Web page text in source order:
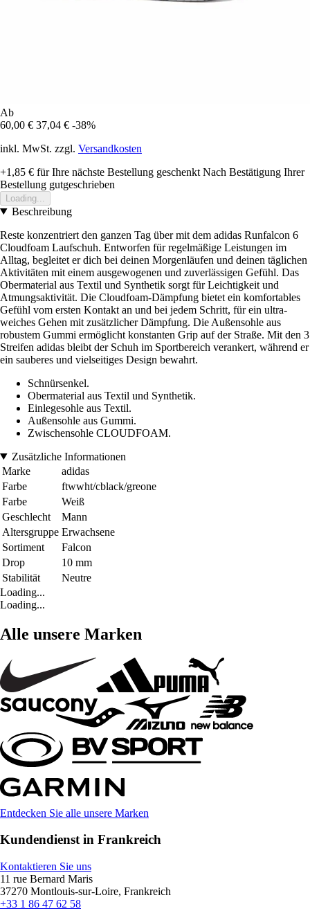
Ab
60,00 € 37,04 € -38%
inkl. MwSt. zzgl. Versandkosten
+1,85 € für Ihre nächste Bestellung geschenkt Nach Bestätigung Ihrer
Bestellung gutgeschrieben
Loading...
Beschreibung
Reste konzentriert den ganzen Tag über mit dem adidas Runfalcon 6
Cloudfoam Laufschuh. Entworfen für regelmäßige Leistungen im
Alltag, begleitet er dich bei deinen Morgenläufen und deinen täglichen
Aktivitäten mit einem ausgewogenen und zuverlässigen Gefühl. Das
Obermaterial aus Textil und Synthetik sorgt für Leichtigkeit und
Atmungsaktivität. Die Cloudfoam-Dämpfung bietet ein komfortables
Gefühl vom ersten Kontakt an und bei jedem Schritt, für ein ultra-
weiches Gehen mit zusätzlicher Dämpfung. Die Außensohle aus
robustem Gummi ermöglicht konstanten Grip auf der Straße. Mit den 3
Streifen adidas bleibt der Schuh im Sportbereich verankert, während er
ein sauberes und vielseitiges Design bewahrt.
Schnürsenkel.
Obermaterial aus Textil und Synthetik.
Einlegesohle aus Textil.
Außensohle aus Gummi.
Zwischensohle CLOUDFOAM.
Zusätzliche Informationen
Marke
adidas
Farbe
ftwwht/cblack/greone
Farbe
Weiß
Geschlecht
Mann
Altersgruppe Erwachsene
Sortiment
Falcon
Drop
10 mm
Stabilität
Neutre
Loading...
Loading...
Alle unsere Marken
Entdecken Sie alle unsere Marken
Kundendienst in Frankreich
Kontaktieren Sie uns
11 rue Bernard Maris
37270 Montlouis-sur-Loire, Frankreich
+33 1 86 47 62 58